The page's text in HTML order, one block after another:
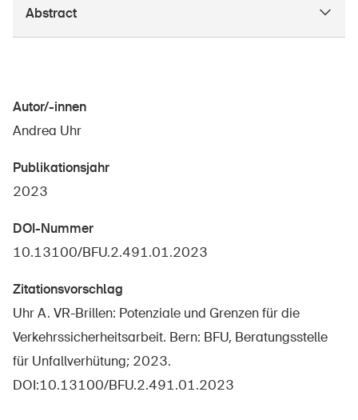
Abstract
Autor/-innen
Andrea Uhr
Publikationsjahr
2023
DOI-Nummer
10.13100/BFU.2.491.01.2023
Zitationsvorschlag
Uhr A. VR-Brillen: Potenziale und Grenzen für die
Verkehrssicherheitsarbeit. Bern: BFU, Beratungsstelle
für Unfallverhütung; 2023.
DOI:10.13100/BFU.2.491.01.2023